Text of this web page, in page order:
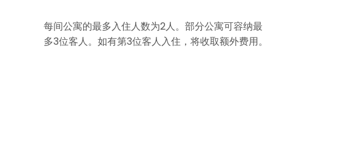
每间公寓的最多入住人数为2人。部分公寓可容纳最
多3位客人。如有第3位客人入住，将收取额外费用。